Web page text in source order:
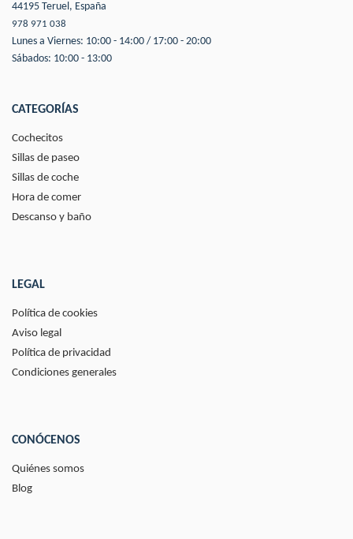
44195 Teruel, España
978 971 038
Lunes a Viernes: 10:00 - 14:00 / 17:00 - 20:00
Sábados: 10:00 - 13:00
CATEGORÍAS
Cochecitos
Sillas de paseo
Sillas de coche
Hora de comer
Descanso y baño
LEGAL
Política de cookies
Aviso legal
Política de privacidad
Condiciones generales
CONÓCENOS
Quiénes somos
Blog